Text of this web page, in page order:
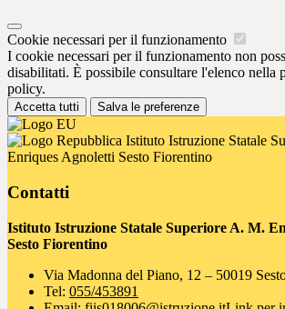
Cookie necessari per il funzionamento
I cookie necessari per il funzionamento non
disabilitati. È possibile consultare l'elenco nella
policy.
Accetta tutti Salva le preferenze
Istituto Istruzione Statale
Enriques Agnoletti Sesto Fiorentino
Contatti
Istituto Istruzione Statale Superiore A. M.
Sesto Fiorentino
Via Madonna del Piano, 12 – 50019
Tel: 055/453891